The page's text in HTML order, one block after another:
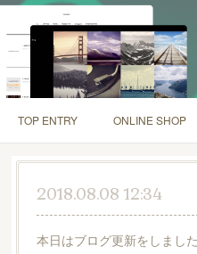
TOP ENTRY ONLINE SHOP
INSTAGRAM SHOP INFO
2018.08.08 12:34
本日はブログ更新をしました